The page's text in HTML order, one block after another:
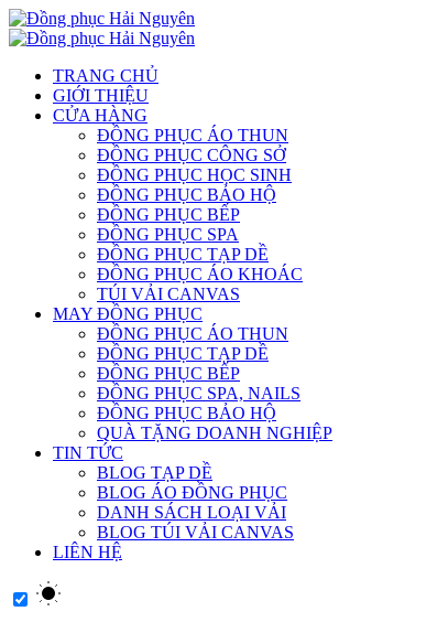
TRANG CHỦ
GIỚI THIỆU
CỬA HÀNG
ĐỒNG PHỤC ÁO THUN
ĐỒNG PHỤC CÔNG SỞ
ĐỒNG PHỤC HỌC SINH
ĐỒNG PHỤC BẢO HỘ
ĐỒNG PHỤC BẾP
ĐỒNG PHỤC SPA
ĐỒNG PHỤC TẠP DỀ
ĐỒNG PHỤC ÁO KHOÁC
TÚI VẢI CANVAS
MAY ĐỒNG PHỤC
ĐỒNG PHỤC ÁO THUN
ĐỒNG PHỤC TẠP DỀ
ĐỒNG PHỤC BẾP
ĐỒNG PHỤC SPA, NAILS
ĐỒNG PHỤC BẢO HỘ
QUÀ TẶNG DOANH NGHIỆP
TIN TỨC
BLOG TẠP DỀ
BLOG ÁO ĐỒNG PHỤC
DANH SÁCH LOẠI VẢI
BLOG TÚI VẢI CANVAS
LIÊN HỆ